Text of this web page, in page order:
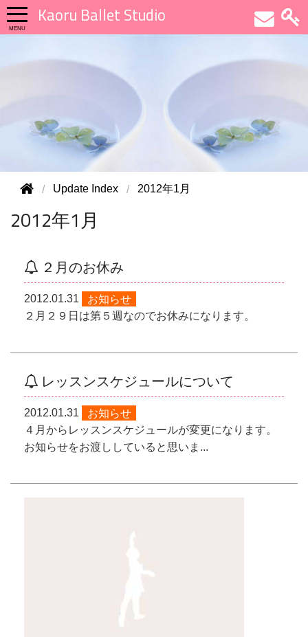
Kaoru Ballet Studio
Update Index 2012年1月
2012年1月
２月のお休み
2012.01.31
お知らせ
２月２９日は第５週なのでお休みになります。
レッスンスケジュールについて
2012.01.31
お知らせ
４月からレッスンスケジュールが変更になります。
お知らせをお渡ししていると思いま...